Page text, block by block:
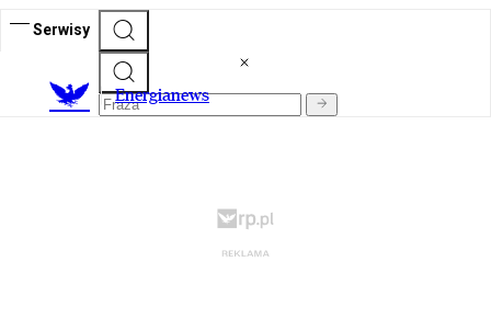
Serwisy
Energianews